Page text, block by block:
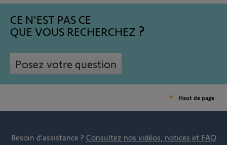
CE N'EST PAS CE
QUE VOUS RECHERCHEZ
Posez votre question
Haut de page
Besoin d’assistance ? Consultez nos vidéos, notices et FAQ